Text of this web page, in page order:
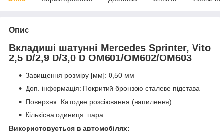
Опис
Вкладиші шатунні Mercedes Sprinter, Vito
2,5 D/2,9 D/3,0 D OM601/OM602/OM603
Завищення розміру [мм]: 0,50 мм
Доп. інформація: Покритий бронзою сталеве підстава
Поверхня: Катодне розсіювання (напилення)
Кількісна одиниця: пара
Використовується в автомобілях: